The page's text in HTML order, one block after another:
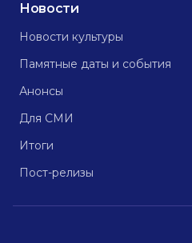
Новости
Новости культуры
Памятные даты и события
Анонсы
Для СМИ
Итоги
Пост-релизы